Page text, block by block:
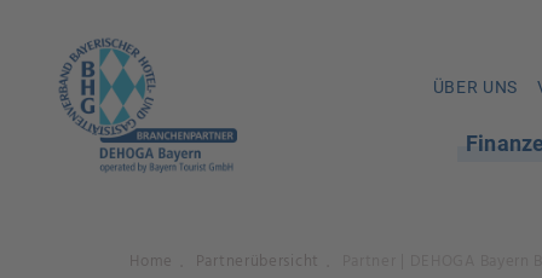
ÜBER UNS
Home Partnerübersicht